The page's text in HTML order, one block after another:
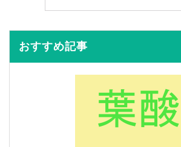
おすすめ記事